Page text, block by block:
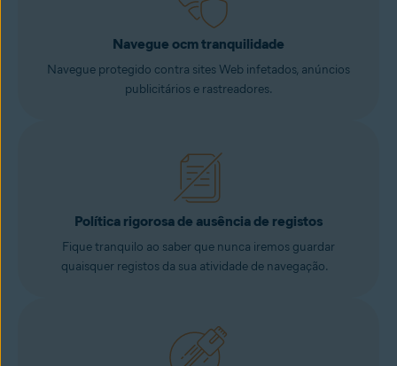
Navegue ocm tranquilidade
Navegue protegido contra sites Web infetados, anúncios
publicitários e rastreadores.
Política rigorosa de ausência de registos
Fique tranquilo ao saber que nunca iremos guardar
quaisquer registos da sua atividade de navegação.